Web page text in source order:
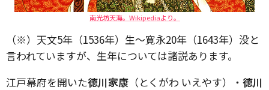
南光坊天海。Wikipediaより。
（※）天文5年（1536年）生～寛永20年（1643年）没と
言われていますが、生年については諸説あります。
江戸幕府を開いた徳川家康 （とくがわ いえやす）・ 徳川